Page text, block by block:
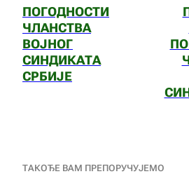
ПОГОДНОСТИ
ЧЛАНСТВА
ВОЈНОГ
СИНДИКАТА
СРБИЈЕ
ТАКОЂЕ ВАМ ПРЕПОРУЧУЈЕМО